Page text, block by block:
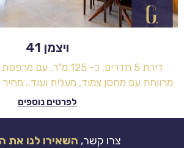
ויצמן 41
דירת 5 חדרים, כ- 125
מרווחת עם מחסן צמוד, מעלית ועוד.. מחיר
לפרטים נוספים
צרו קשר, השאירו לנו את